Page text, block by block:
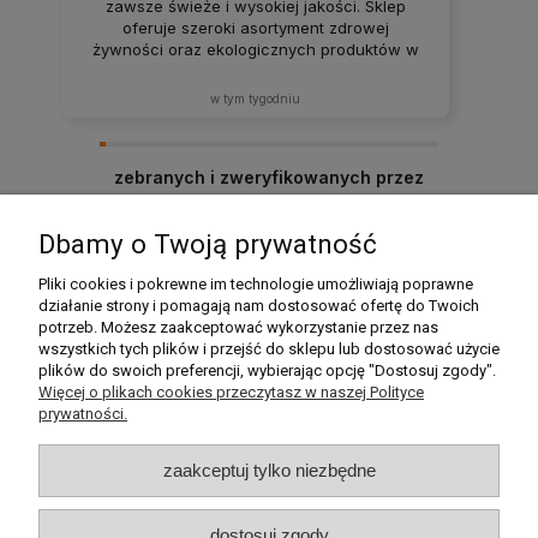
zawsze świeże i wysokiej jakości. Sklep
oferuje szeroki asortyment zdrowej
żywności oraz ekologicznych produktów w
razem docierają w idealnym stanie. Zakupy
w tym tygodniu
zebranych i zweryfikowanych przez
Moje konto
Płatności i dostawa
Informacje
O nas
Dbamy o Twoją prywatność
Pliki cookies i pokrewne im technologie umożliwiają poprawne
działanie strony i pomagają nam dostosować ofertę do Twoich
potrzeb. Możesz zaakceptować wykorzystanie przez nas
wszystkich tych plików i przejść do sklepu lub dostosować użycie
plików do swoich preferencji, wybierając opcję "Dostosuj zgody".
Więcej o plikach cookies przeczytasz w naszej Polityce
prywatności.
zaakceptuj tylko niezbędne